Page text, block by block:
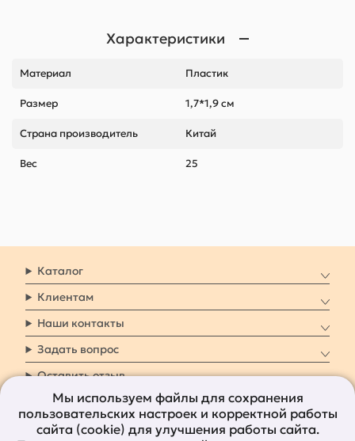
Характеристики
Материал Пластик
Размер 1,7*1,9 см
Страна производитель Китай
Вес 25
Каталог
Клиентам
Наши контакты
Задать вопрос
Оставить отзыв
8 800 7009 161 Заказать звонок
Мы используем файлы для сохранения
пользовательских настроек и корректной работы
сайта (cookie) для улучшения работы сайта.